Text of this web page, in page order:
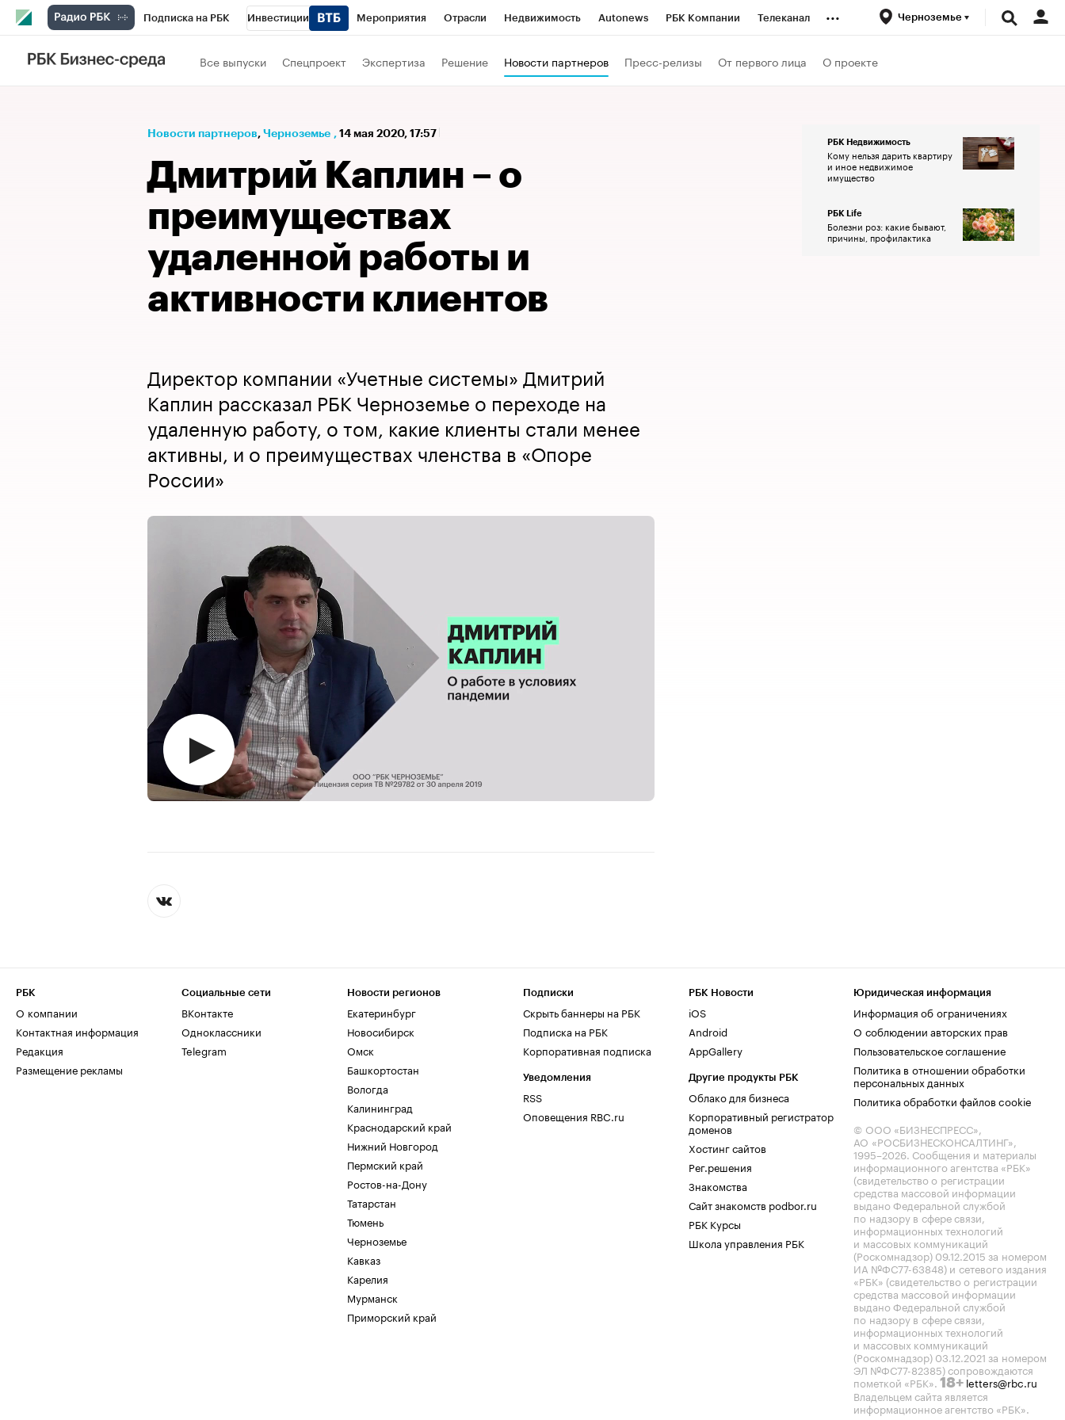
Подписка на РБК Инвестиции Мероприятия Отрасли Недвижимость Autonews РБК Компании Телеканал
РБК Вино
Проверка контрагентов Политика Экономика
... Черноземье
Все выпуски Спецпроект Экспертиза Решение Новости партнеров Пресс-релизы От первого лица О проекте
Новости партнеров⁠, Черноземье , 14 мая 2020, 17:57
Дмитрий Каплин – о
преимуществах
удаленной работы и
активности клиентов
Директор компании «Учетные системы» Дмитрий
Каплин рассказал РБК Черноземье о переходе на
удаленную работу, о том, какие клиенты стали менее
активны, и о преимуществах членства в «Опоре
России»
РБК Недвижимость
Кому нельзя дарить квартиру
и иное недвижимое
имущество
РБК Life
Болезни роз: какие бывают,
причины, профилактика
РБК
О компании
Контактная информация
Редакция
Размещение рекламы
Социальные сети
ВКонтакте
Одноклассники
Telegram
Новости регионов
Екатеринбург
Новосибирск
Омск
Башкортостан
Вологда
Калининград
Краснодарский край
Нижний Новгород
Пермский край
Ростов-на-Дону
Татарстан
Тюмень
Черноземье
Кавказ
Карелия
Мурманск
Приморский край
Подписки
Скрыть баннеры на РБК
Подписка на РБК
Корпоративная подписка
Уведомления
RSS
Оповещения RBC.ru
РБК Новости
iOS
Android
AppGallery
Другие продукты РБК
Облако для бизнеса
Корпоративный регистратор
доменов
Хостинг сайтов
Рег.решения
Знакомства
Сайт знакомств podbor.ru
РБК Курсы
Школа управления РБК
Юридическая информация
Информация об ограничениях
О соблюдении авторских прав
Пользовательское соглашение
Политика в отношении обработки
персональных данных
Политика обработки файлов cookie
© ООО «БИЗНЕСПРЕСС»,
АО «РОСБИЗНЕСКОНСАЛТИНГ»,
1995–2026. Сообщения и материалы
информационного агентства «РБК»
(свидетельство о регистрации
средства массовой информации
выдано Федеральной службой
по надзору в сфере связи,
информационных технологий
и массовых коммуникаций
(Роскомнадзор) 09.12.2015 за номером
ИА №ФС77-63848) и сетевого издания
«РБК» (свидетельство о регистрации
средства массовой информации
выдано Федеральной службой
по надзору в сфере связи,
информационных технологий
и массовых коммуникаций
(Роскомнадзор) 03.12.2021 за номером
ЭЛ №ФС77-82385) сопровождаются
пометкой «РБК». 18+ letters@rbc.ru
Владельцем сайта является
информационное агентство «РБК».